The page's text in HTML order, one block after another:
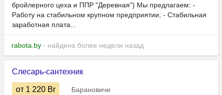
бройлерного цеха и ППР "Деревная") Мы предлагаем: -
Работу на стабильном крупном предприятии; - Стабильная
заработная плата...
rabota.by - найдена более недели назад
Слесарь-сантехник
от 1 220 Br
Барановичи